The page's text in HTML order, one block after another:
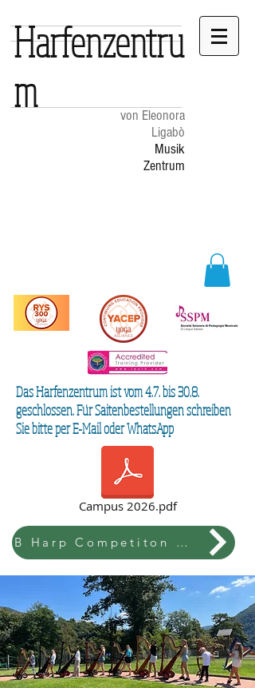
von Eleonora
Ligabò
Musik
Zentrum
Harfenzentru
m
Das Harfenzentrum ist vom 4.7. bis 30.8.
geschlossen. Für Saitenbestellungen schreiben
Sie bitte per E-Mail oder WhatsApp
Campus 2026.pdf
B Harp Competiton & Festival